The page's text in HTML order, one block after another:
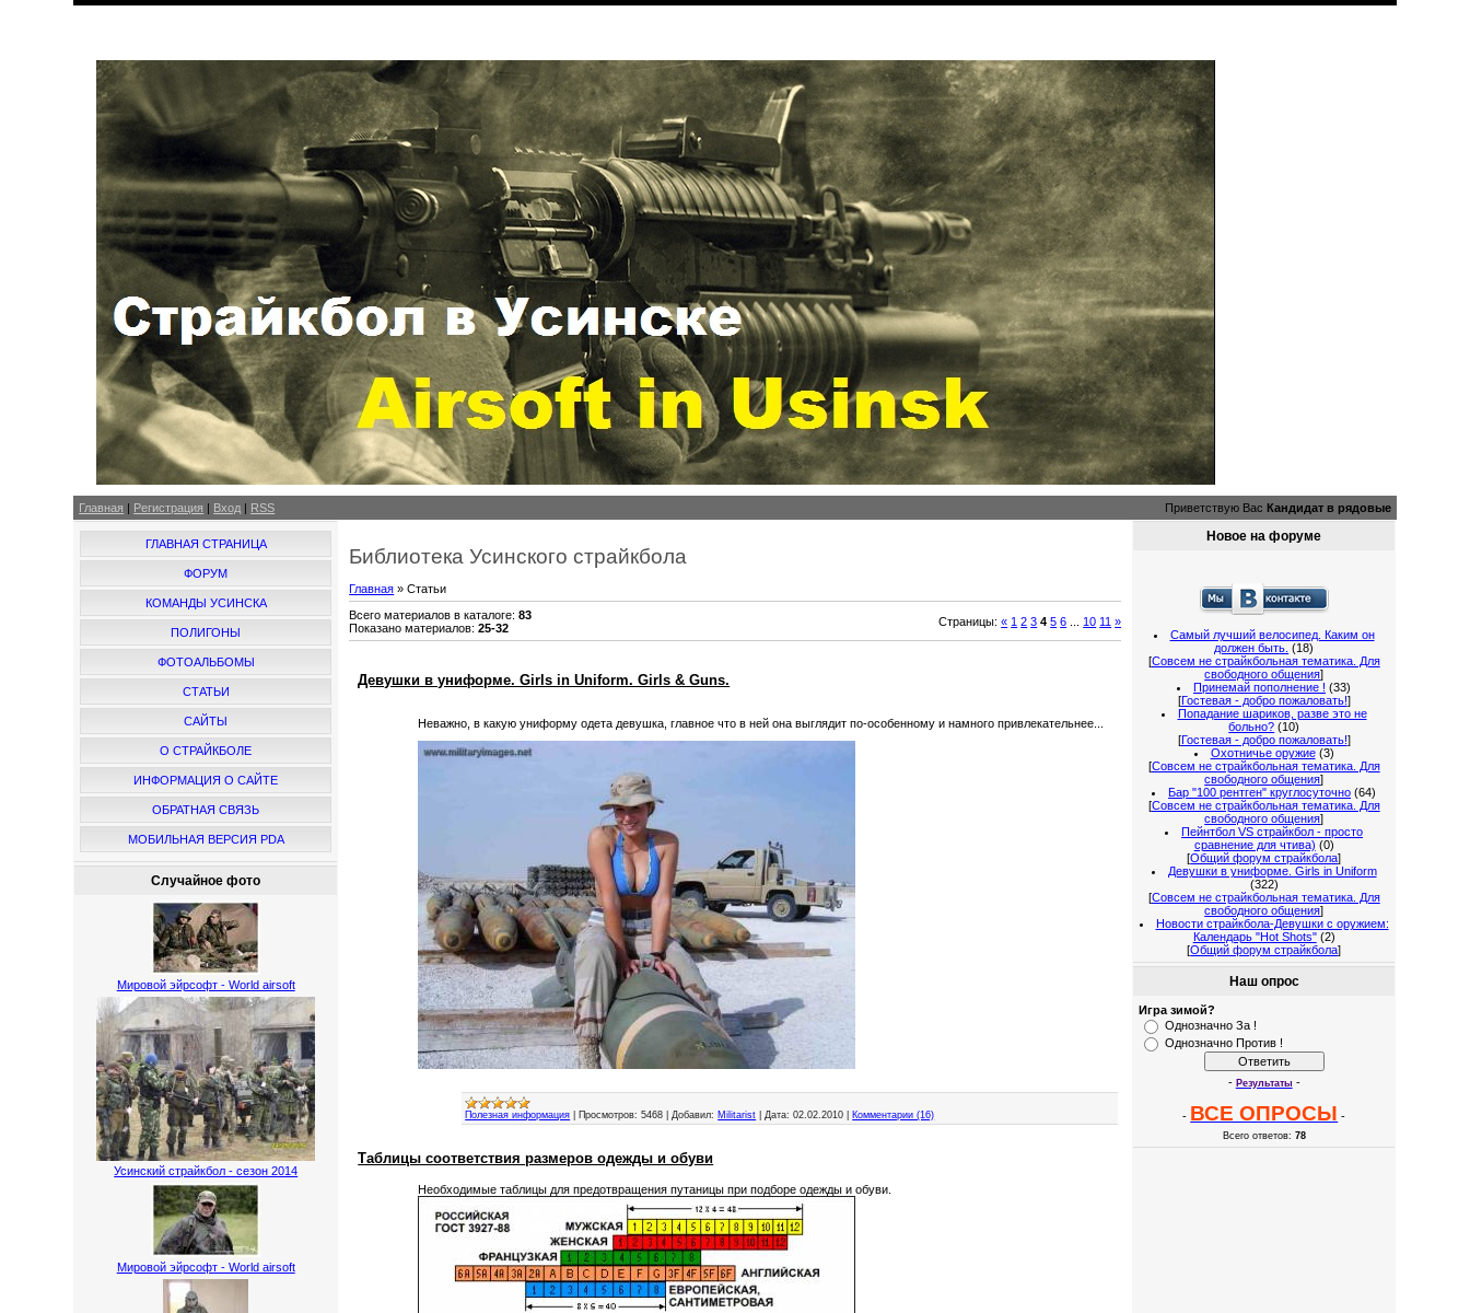
Главная | Регистрация | Вход | RSS Приветствую Вас Кандидат в рядовые
ГЛАВНАЯ СТРАНИЦА
ФОРУМ
КОМАНДЫ УСИНСКА
ПОЛИГОНЫ
ФОТОАЛЬБОМЫ
СТАТЬИ
САЙТЫ
О СТРАЙКБОЛЕ
ИНФОРМАЦИЯ О САЙТЕ
ОБРАТНАЯ СВЯЗЬ
МОБИЛЬНАЯ ВЕРСИЯ PDA
Случайное фото
Мировой эйрсофт - World airsoft
Усинский страйкбол - сезон 2014
Мировой эйрсофт - World airsoft
Библиотека Усинского страйкбола
Главная »Статьи
Всего материалов в каталоге:83
Показано материалов:25-32 Страницы:« 1 2 3 4 5 6 10 11 »
Девушки в униформе. Girls in Uniform. Girls & Guns.
Неважно, в какую униформу одета девушка, главное что в ней она выглядит по-особенному и намного привлекательнее...
Полезная информация Просмотров: 5468 Добавил: Militarist Дата: 02.02.2010 Комментарии (16)
Таблицы соответствия размеров одежды и обуви
Необходимые таблицы для предотвращения путаницы при подборе одежды и обуви.
Новое на форуме
Самый лучший велосипед. Каким он
должен быть. (18)
[Совсем не страйкбольная тематика. Для
свободного общения]
Принемай пополнение ! (33)
[Гостевая - добро пожаловать!]
Попадание шариков, разве это не
больно? (10)
[Гостевая - добро пожаловать!]
Охотничье оружие (3)
[Совсем не страйкбольная тематика. Для
свободного общения]
Бар "100 рентген" круглосуточно (64)
[Совсем не страйкбольная тематика. Для
свободного общения]
Пейнтбол VS страйкбол - просто
сравнение для чтива) (0)
[Общий форум страйкбола]
Девушки в униформе. Girls in Uniform
(322)
[Совсем не страйкбольная тематика. Для
свободного общения]
Новости страйкбола-Девушки с оружием:
Календарь "Hot Shots" (2)
[Общий форум страйкбола]
Наш опрос
Игра зимой?
Однозначно За !
Однозначно Против !
- Результаты -
- ВСЕ ОПРОСЫ -
Всего ответов: 78